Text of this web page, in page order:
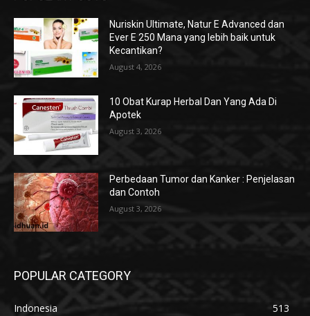
Nuriskin Ultimate, Natur E Advanced dan
Ever E 250 Mana yang lebih baik untuk
Kecantikan?
August 4, 2026
10 Obat Kurap Herbal Dan Yang Ada Di
Apotek
August 3, 2026
Perbedaan Tumor dan Kanker : Penjelasan
dan Contoh
August 3, 2026
POPULAR CATEGORY
Indonesia
513